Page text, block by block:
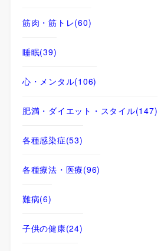
筋肉・筋トレ(60)
睡眠(39)
心・メンタル(106)
肥満・ダイエット・スタイル(147)
各種感染症(53)
各種療法・医療(96)
難病(6)
子供の健康(24)